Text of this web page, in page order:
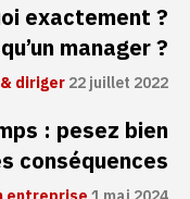
exactement ?
manager ?
diriger22 juillet 2022
: pesez bien
conséquences